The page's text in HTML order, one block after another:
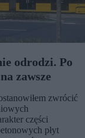
odrodzi. Po
zawsze
zwrócić
części
płyt